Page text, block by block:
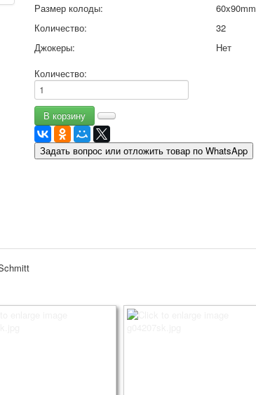
Приглашение
Новости
О сайте
Наше видео
доставка
Избранное
Размер колоды:
60x90mm
Количество:
32
Джокеры:
Нет
Количество:
Задать вопрос или отложить товар по WhatsApp